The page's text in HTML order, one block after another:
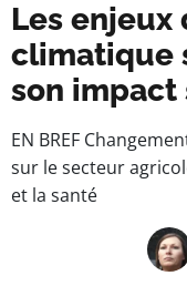
Les enjeux
climatique
son impact
EN BREF
sur le secteur
et la santé